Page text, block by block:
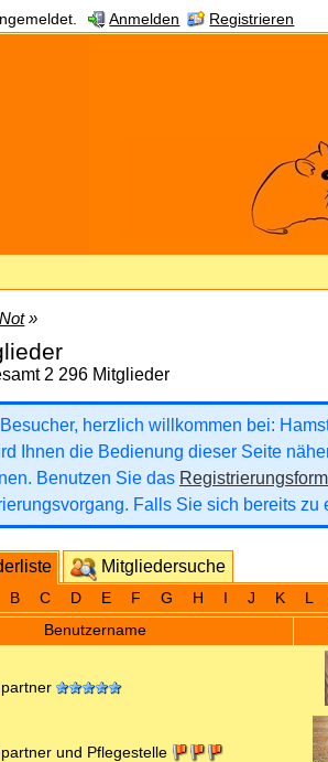
Anmelden Registrieren
»
2 296 Mitglieder
herzlich willkommen bei:
Ihnen die Bedienung dieser Seite
Benutzen Sie das
Falls Sie sich bereits
Mitgliedersuche
B C D E F G H J K L
Benutzername
und Pflegestelle